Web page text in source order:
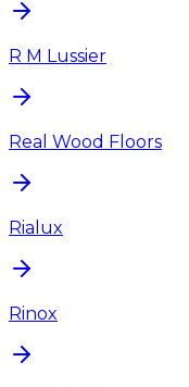
R M Lussier
Real Wood Floors
Rialux
Rinox